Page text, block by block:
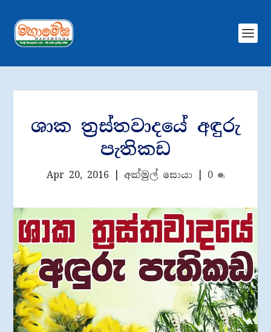
ශාක ත්‍රස්තවාදයේ අඳුරු
පැතිකඩ
Apr 20, 2016 අක්මුල් සොයා 0